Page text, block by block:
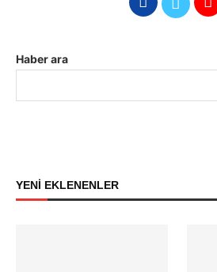
Haber ara
YENİ EKLENENLER